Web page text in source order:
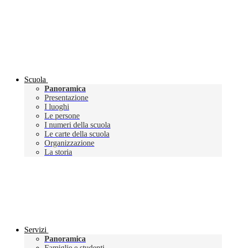
Scuola
Panoramica
Presentazione
I luoghi
Le persone
I numeri della scuola
Le carte della scuola
Organizzazione
La storia
Servizi
Panoramica